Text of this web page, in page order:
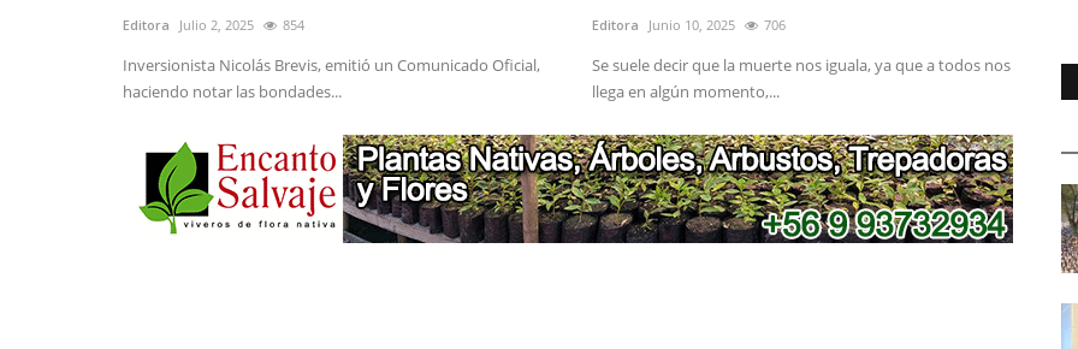
Editora Julio 2, 2025 854
Inversionista Nicolás Brevis, emitió un Comunicado Oficial,
haciendo notar las bondades...
Editora Junio 10, 2025 706
Se suele decir que la muerte nos iguala, ya que a todos nos
llega en algún momento,...